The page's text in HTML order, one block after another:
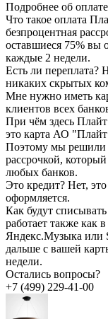
Подробнее об
Что такое оплата
безпроцентная
оставшиеся 75% вы
каждые 2 недели.
Есть ли переплата?
никаких скрытых
Мне нужно иметь
клиентов всех
При чём здесь
это карта АО
Поэтому мы решили
рассрочкой,
любых банков.
Это кредит? Нет,
оформляется.
Как будут
работает также как
Яндекс.Музыка или
дальше с вашей
недели.
Остались вопросы?
+7 (499) 229-41-00